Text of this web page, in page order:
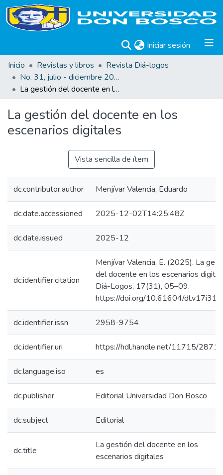
Iniciar sesión (current)
Inicio
Revistas y libros
Revista Diá-logos
No. 31, julio - diciembre 2025
La gestión del docente en los escenarios digitales
La gestión del docente en los
escenarios digitales
Vista sencilla de ítem
dc.contributor.author Menjívar Valencia, Eduardo
dc.date.accessioned 2025-12-02T14:25:48Z
dc.date.issued 2025-12
dc.identifier.citation
Menjívar Valencia, E. (2025). La
del docente en los escenarios
Diá-Logos, 17(31), 05–09.
https://doi.org/10.61604/
dc.identifier.issn 2958-9754
dc.identifier.uri https://hdl.handle.net/11715/2871
dc.language.iso es
dc.publisher Editorial Universidad Don Bosco
dc.subject Editorial
dc.title
La gestión del docente en los
escenarios digitales